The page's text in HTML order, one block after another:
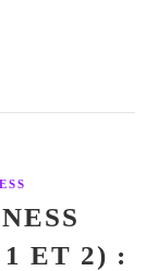
ET 2) :